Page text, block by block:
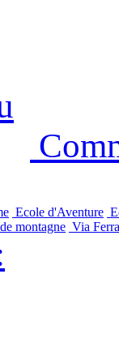
Ecole d'Aventure
montagne Via